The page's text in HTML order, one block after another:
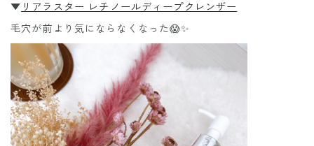
▼ リアラスター レチノールディープクレンザー
毛穴が前より気にならなくなった😱✨